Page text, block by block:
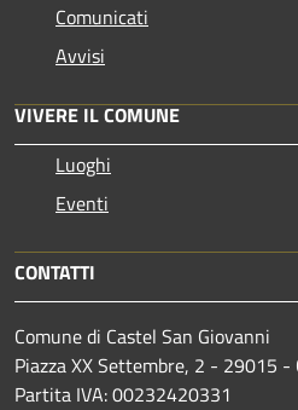
Comunicati
Avvisi
VIVERE IL COMUNE
Luoghi
Eventi
CONTATTI
Comune di Castel San Giovanni
Piazza XX Settembre, 2 - 29015 -
Partita IVA: 00232420331